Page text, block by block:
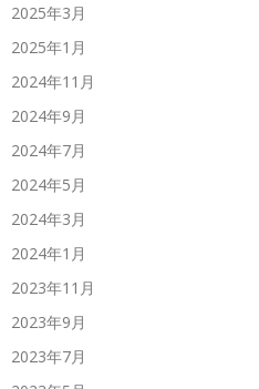
2025年3月
2025年1月
2024年11月
2024年9月
2024年7月
2024年5月
2024年3月
2024年1月
2023年11月
2023年9月
2023年7月